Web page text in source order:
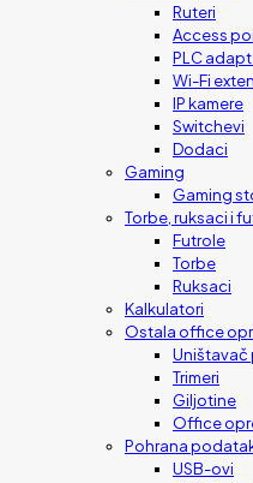
Ruteri
Access
PLC
Wi-Fi
IP kamere
Switchevi
Dodaci
Gaming
Gaming
Torbe, ruksaci i
Futrole
Torbe
Ruksaci
Kalkulatori
Ostala office
Uništavač
Trimeri
Giljotine
Office
Pohrana
USB-ovi